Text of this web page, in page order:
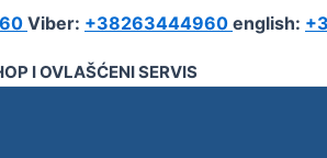
Viber: +38263444960 english:
I OVLAŠĆENI SERVIS